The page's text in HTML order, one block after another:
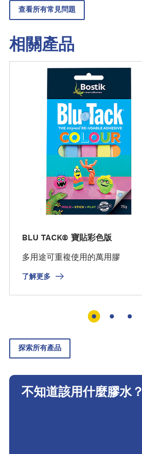
查看所有常見問題
相關產品
BLU TACK® 寶貼彩色版
多用途可重複使用的萬用膠
了解更多
探索所有產品
不知道該用什麼膠水？